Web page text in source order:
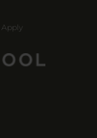
Apply